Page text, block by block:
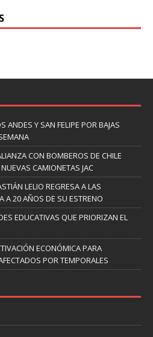
ANDES Y SAN FELIPE POR BAJAS
CON BOMBEROS DE CHILE
CAMIONETAS JAC
LELIO REGRESA A LAS
A 20 AÑOS DE SU ESTRENO
EDUCATIVAS QUE PRIORIZAN EL
ECONÓMICA PARA
POR TEMPORALES